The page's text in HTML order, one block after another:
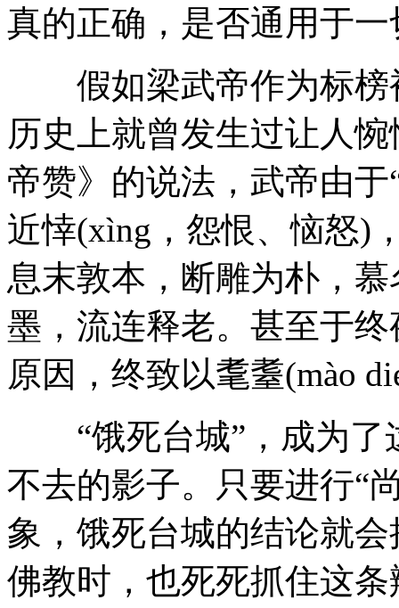
真的正确，是否通用于一
假如梁武帝作为标榜
历史上就曾发生过让人
帝赞》的说法，武帝由于
近悻(xìng，怨恨、恼怒)
息末敦本，断雕为朴，
墨，流连释老。甚至于
原因，终致以耄耋(mào
“饿死台城”，成为了
不去的影子。只要进行“
象，饿死台城的结论就
佛教时，也死死抓住这